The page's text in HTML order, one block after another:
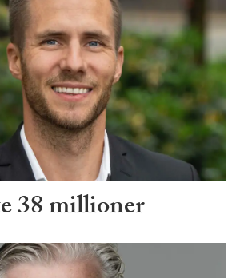
38 millioner